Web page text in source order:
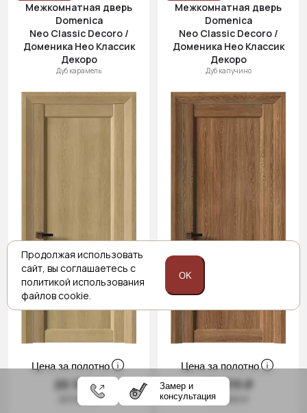
Межкомнатная дверь
Domenica
Neo Classic Decoro /
Доменика Нео Классик
Декоро
Дуб карамель
Цена за полотно
20 315 ₽
23 900 ₽
Межкомнатная дверь
Domenica
Neo Classic Decoro /
Доменика Нео Классик
Декоро
Дуб капучино
Цена за полотно
20 315 ₽
23 900 ₽
Замер и
консультация
Продолжая использовать
сайт, вы соглашаетесь с
политикой использования
файлов cookie.
OK